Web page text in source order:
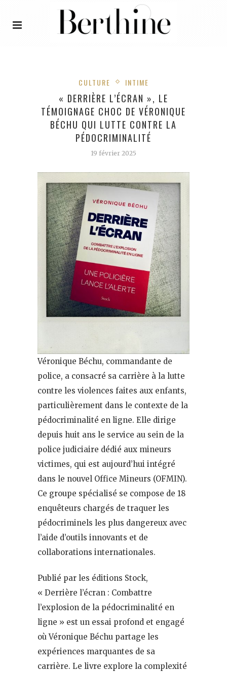
CULTURE INTIME
« DERRIÈRE L’ÉCRAN », LE
TÉMOIGNAGE CHOC DE VÉRONIQUE
BÉCHU QUI LUTTE CONTRE LA
PÉDOCRIMINALITÉ
19 février 2025
Véronique Béchu, commandante de
police, a consacré sa carrière à la lutte
contre les violences faites aux enfants,
particulièrement dans le contexte de la
pédocriminalité en ligne. Elle dirige
depuis huit ans le service au sein de la
police judiciaire dédié aux mineurs
victimes, qui est aujourd’hui intégré
dans le nouvel Office Mineurs (OFMIN).
Ce groupe spécialisé se compose de 18
enquêteurs chargés de traquer les
pédocriminels les plus dangereux avec
l’aide d’outils innovants et de
collaborations internationales.
Publié par les éditions Stock,
« Derrière l’écran : Combattre
l’explosion de la pédocriminalité en
ligne » est un essai profond et engagé
où Véronique Béchu partage les
expériences marquantes de sa
carrière. Le livre explore la complexité